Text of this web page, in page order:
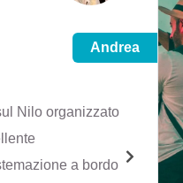
Andrea
Nilo organizzato
a bordo